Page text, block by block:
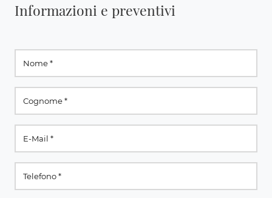
Informazioni e preventivi